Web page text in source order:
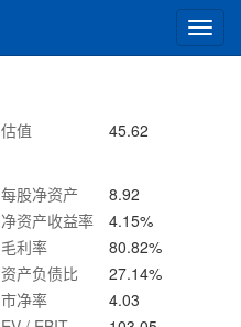
切
换
估值
45.62
每股净资产
8.92
净资产收益率 4.15%
毛利率 80.82%
资产负债比 27.14%
市净率
4.03